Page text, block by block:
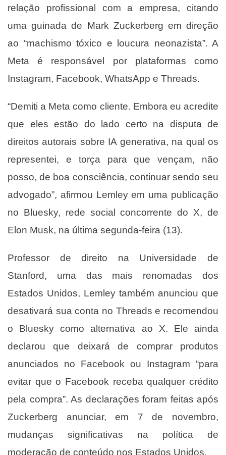
relação profissional com a empresa, citando
uma guinada de Mark Zuckerberg em direção
ao “machismo tóxico e loucura neonazista”. A
Meta é responsável por plataformas como
Instagram, Facebook, WhatsApp e Threads.
“Demiti a Meta como cliente. Embora eu acredite
que eles estão do lado certo na disputa de
direitos autorais sobre IA generativa, na qual os
representei, e torça para que vençam, não
posso, de boa consciência, continuar sendo seu
advogado”, afirmou Lemley em uma publicação
no Bluesky, rede social concorrente do X, de
Elon Musk, na última segunda-feira (13).
Professor de direito na Universidade de
Stanford, uma das mais renomadas dos
Estados Unidos, Lemley também anunciou que
desativará sua conta no Threads e recomendou
o Bluesky como alternativa ao X. Ele ainda
declarou que deixará de comprar produtos
anunciados no Facebook ou Instagram “para
evitar que o Facebook receba qualquer crédito
pela compra”. As declarações foram feitas após
Zuckerberg anunciar, em 7 de novembro,
mudanças significativas na política de
moderação de conteúdo nos Estados Unidos.